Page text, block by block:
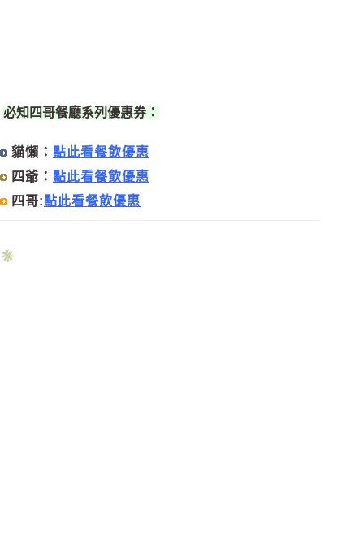
必知四哥餐廳系列優惠券：
貓懶： 點此看餐飲優惠
四爺： 點此看餐飲優惠
四哥:點此看餐飲優惠